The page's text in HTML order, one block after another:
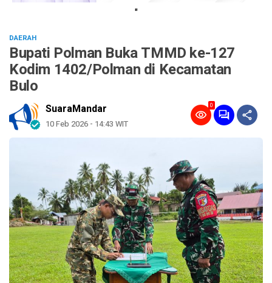
"
DAERAH
Bupati Polman Buka TMMD ke-127
Kodim 1402/Polman di Kecamatan
Bulo
SuaraMandar
10 Feb 2026 - 14:43 WIT
0